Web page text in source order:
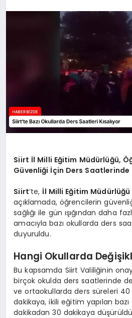
Siirt İl Milli Eğitim Müdürlüğü,
Güvenliği İçin Ders
Siirt‘te, İl Milli Eğitim Müdürlüğü
açıklamada, öğrencilerin
sağlığı ile gün ışığından daha
amacıyla bazı okullarda ders
duyuruldu.
Hangi Okullarda
Bu kapsamda Siirt Valiliğinin
birçok okulda ders saatlerinde
ve ortaokullarda ders süreleri 40
dakikaya, ikili eğitim yapılan
dakikadan 30 dakikaya